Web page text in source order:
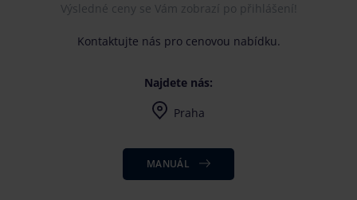
Výsledné ceny se Vám zobrazí po přihlášení!
Kontaktujte nás pro cenovou nabídku.
Najdete nás:
Praha
MANUÁL